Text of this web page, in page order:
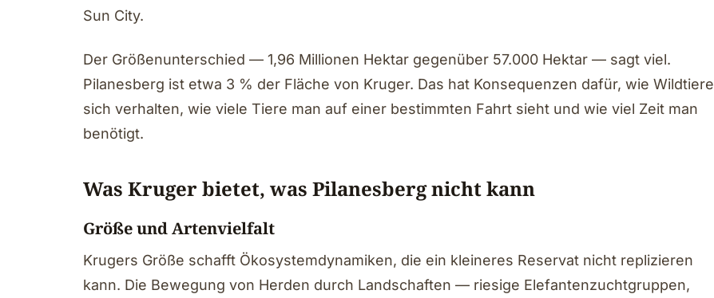
Sun City.
Der Größenunterschied — 1,96 Millionen Hektar gegenüber 57.000 Hektar — sagt viel.
Pilanesberg ist etwa 3 % der Fläche von Kruger. Das hat Konsequenzen dafür, wie Wildtiere
sich verhalten, wie viele Tiere man auf einer bestimmten Fahrt sieht und wie viel Zeit man
benötigt.
Was Kruger bietet, was Pilanesberg nicht kann
Größe und Artenvielfalt
Krugers Größe schafft Ökosystemdynamiken, die ein kleineres Reservat nicht replizieren
kann. Die Bewegung von Herden durch Landschaften — riesige Elefantenzuchtgruppen,